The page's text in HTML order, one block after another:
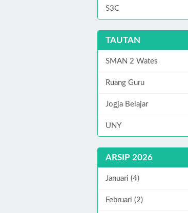
S3C
TAUTAN
SMAN 2 Wates
Ruang Guru
Jogja Belajar
UNY
ARSIP 2026
Januari (4)
Februari (2)